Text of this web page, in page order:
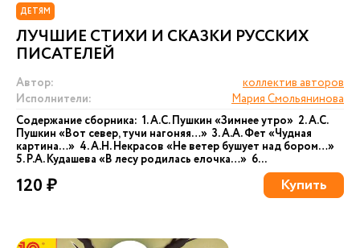
ДЕТЯМ
ЛУЧШИЕ СТИХИ И СКАЗКИ РУССКИХ
ПИСАТЕЛЕЙ
Автор:
коллектив авторов
Исполнители:
Мария Смольянинова
Содержание сборника: 1. А.С. Пушкин «Зимнее утро» 2. А.С.
Пушкин «Вот север, тучи нагоняя…» 3. А.А. Фет «Чудная
картина…» 4. А.Н. Некрасов «Не ветер бушует над бором…»
5. Р.А. Кудашева «В лесу родилась елочка…» 6...
120 ₽ Купить